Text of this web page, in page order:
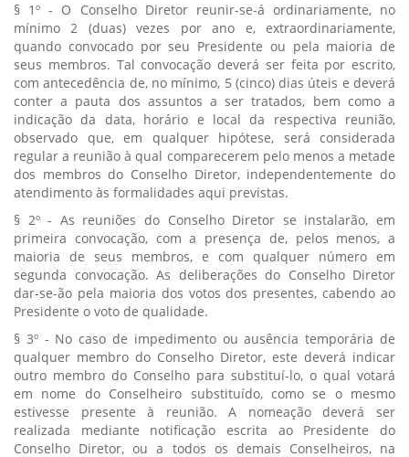
§ 1º - O Conselho Diretor reunir-se-á ordinariamente, no
mínimo 2 (duas) vezes por ano e, extraordinariamente,
quando convocado por seu Presidente ou pela maioria de
seus membros. Tal convocação deverá ser feita por escrito,
com antecedência de, no mínimo, 5 (cinco) dias úteis e deverá
conter a pauta dos assuntos a ser tratados, bem como a
indicação da data, horário e local da respectiva reunião,
observado que, em qualquer hipótese, será considerada
regular a reunião à qual comparecerem pelo menos a metade
dos membros do Conselho Diretor, independentemente do
atendimento às formalidades aqui previstas.
§ 2º - As reuniões do Conselho Diretor se instalarão, em
primeira convocação, com a presença de, pelos menos, a
maioria de seus membros, e com qualquer número em
segunda convocação. As deliberações do Conselho Diretor
dar-se-ão pela maioria dos votos dos presentes, cabendo ao
Presidente o voto de qualidade.
§ 3º - No caso de impedimento ou ausência temporária de
qualquer membro do Conselho Diretor, este deverá indicar
outro membro do Conselho para substituí-lo, o qual votará
em nome do Conselheiro substituído, como se o mesmo
estivesse presente à reunião. A nomeação deverá ser
realizada mediante notificação escrita ao Presidente do
Conselho Diretor, ou a todos os demais Conselheiros, na